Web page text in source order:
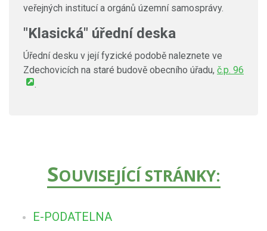
veřejných institucí a orgánů územní samosprávy.
"Klasická" úřední deska
Úřední desku v její fyzické podobě naleznete ve
Zdechovicích na staré budově obecního úřadu, č.p. 96
.
SOUVISEJÍCÍ STRÁNKY:
E-PODATELNA